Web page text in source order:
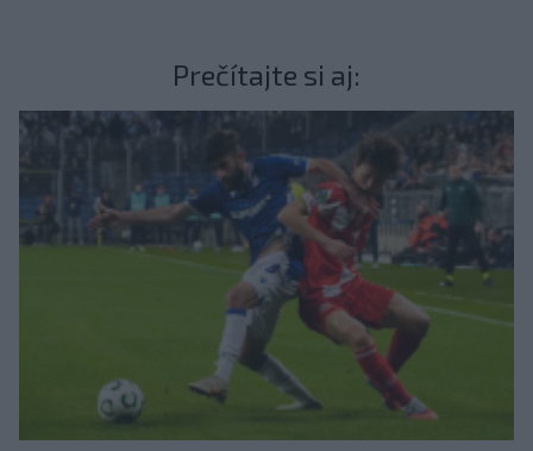
Prečítajte si aj: